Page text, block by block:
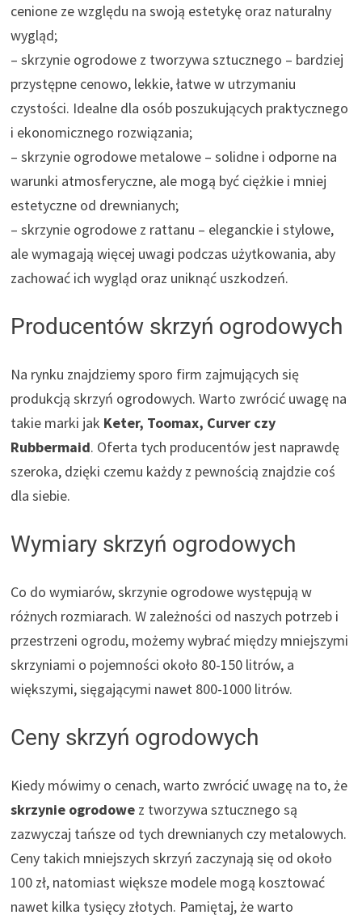
cenione ze względu na swoją estetykę oraz naturalny
wygląd;
– skrzynie ogrodowe z tworzywa sztucznego – bardziej
przystępne cenowo, lekkie, łatwe w utrzymaniu
czystości. Idealne dla osób poszukujących praktycznego
i ekonomicznego rozwiązania;
– skrzynie ogrodowe metalowe – solidne i odporne na
warunki atmosferyczne, ale mogą być ciężkie i mniej
estetyczne od drewnianych;
– skrzynie ogrodowe z rattanu – eleganckie i stylowe,
ale wymagają więcej uwagi podczas użytkowania, aby
zachować ich wygląd oraz uniknąć uszkodzeń.
Producentów skrzyń ogrodowych
Na rynku znajdziemy sporo firm zajmujących się
produkcją skrzyń ogrodowych. Warto zwrócić uwagę na
takie marki jak Keter, Toomax, Curver czy
Rubbermaid. Oferta tych producentów jest naprawdę
szeroka, dzięki czemu każdy z pewnością znajdzie coś
dla siebie.
Wymiary skrzyń ogrodowych
Co do wymiarów, skrzynie ogrodowe występują w
różnych rozmiarach. W zależności od naszych potrzeb i
przestrzeni ogrodu, możemy wybrać między mniejszymi
skrzyniami o pojemności około 80-150 litrów, a
większymi, sięgającymi nawet 800-1000 litrów.
Ceny skrzyń ogrodowych
Kiedy mówimy o cenach, warto zwrócić uwagę na to, że
skrzynie ogrodowe z tworzywa sztucznego są
zazwyczaj tańsze od tych drewnianych czy metalowych.
Ceny takich mniejszych skrzyń zaczynają się od około
100 zł, natomiast większe modele mogą kosztować
nawet kilka tysięcy złotych. Pamiętaj, że warto